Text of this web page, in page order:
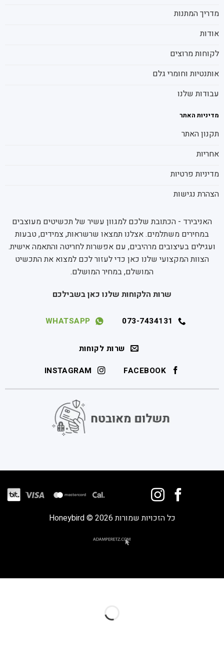
מדריך המתנות
אודות
לקוחות מרוצים
אותנטיות וחומרי גלם
עבודות שלנו
מדיניות האתר
תקנון האתר
אחריות
מדיניות פרטיות
הצהרת נגישות
האניבירד - הכתובת שלכם למגוון עשיר של תכשיטים מעוצבים
במחירים משתלמים. אצלנו תמצאו שרשראות, צמידים, טבעות
ועגילים בעיצובים מרהיבים, עם אפשרות לחריטה והתאמה אישית.
הצוות המקצועי שלנו כאן כדי לעזור לכם למצוא את התכשיט
המושלם, במחיר המושלם.
שרות הלקוחות שלנו כאן בשבילכם
073-7434131
WHATSAPP
שרות לקוחות
FACEBOOK
INSTAGRAM
כל הזכויות שמורות 2026 © Honeybird